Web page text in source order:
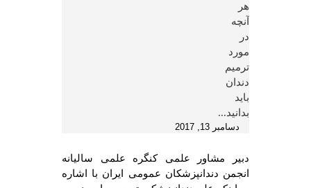
هر
آنچه
در
مورد
ترمیم
دندان
باید
بدانید...
دسامبر 13, 2017
دبیر مشاور علمی کنگره علمی سالیانه
انجمن دندانپزشکان عمومی ایران با اشاره